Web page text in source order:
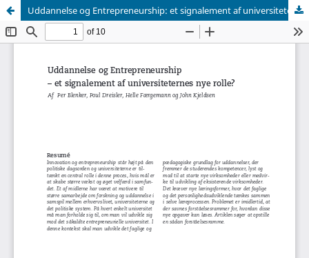
Uddannelse og Entrepreneurship: et signalement af universiteternes nye rolle?